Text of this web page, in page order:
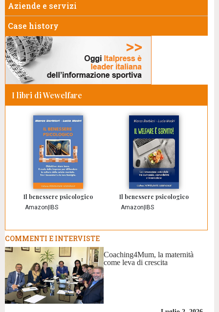
Aziende e servizi
Case history
I libri di Wewelfare
Il benessere psicologico
Amazon IBS
Il benessere psicologico
Amazon IBS
COMMENTI E INTERVISTE
Coaching4Mum, la maternità
come leva di crescita